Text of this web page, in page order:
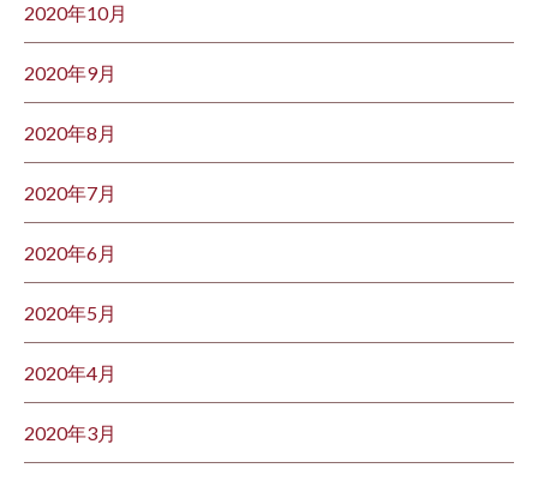
2020年10月
2020年9月
2020年8月
2020年7月
2020年6月
2020年5月
2020年4月
2020年3月